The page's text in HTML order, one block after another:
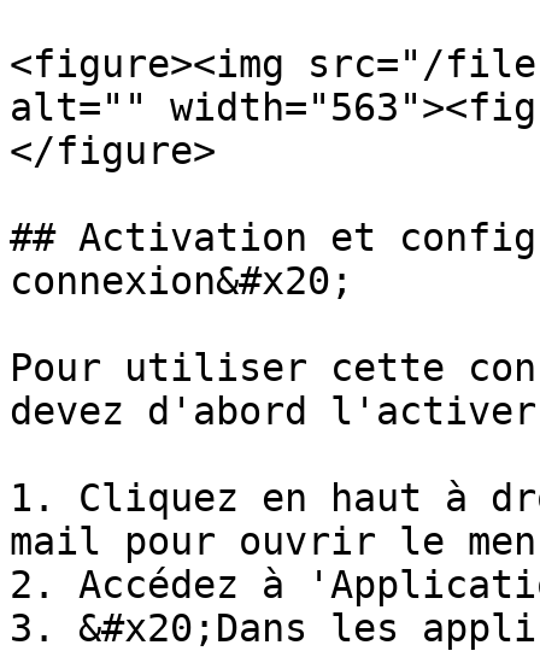
<figure><img src="/files/
alt=""
</figure>
## Activation et
connexion&#x20;
Pour utiliser cette
devez d'abord
1. Cliquez en haut à
mail pour ouvrir le
2. Accédez à
3. &#x20;Dans les